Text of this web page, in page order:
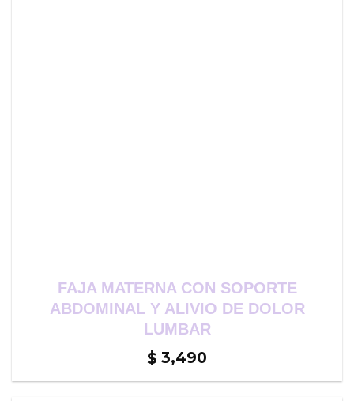
FAJA MATERNA CON SOPORTE
ABDOMINAL Y ALIVIO DE DOLOR
LUMBAR
$ 3,490